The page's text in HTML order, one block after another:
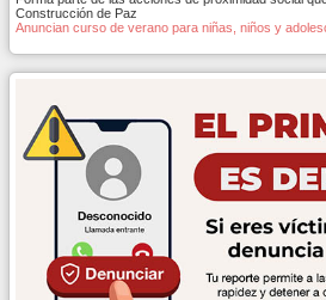
Construcción de Paz
Anuncian curso de verano para niñas, niños y